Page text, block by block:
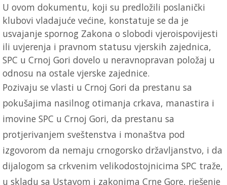
U ovom dokumentu, koji su predložili poslanički
klubovi vladajuće većine, konstatuje se da je
usvajanje spornog Zakona o slobodi vjeroispovijesti
ili uvjerenja i pravnom statusu vjerskih zajednica,
SPC u Crnoj Gori dovelo u neravnopravan položaj u
odnosu na ostale vjerske zajednice.
Pozivaju se vlasti u Crnoj Gori da prestanu sa
pokušajima nasilnog otimanja crkava, manastira i
imovine SPC u Crnoj Gori, da prestanu sa
protjerivanjem sveštenstva i monaštva pod
izgovorom da nemaju crnogorsko državljanstvo, i da
dijalogom sa crkvenim velikodostojnicima SPC traže,
u skladu sa Ustavom i zakonima Crne Gore, rješenje